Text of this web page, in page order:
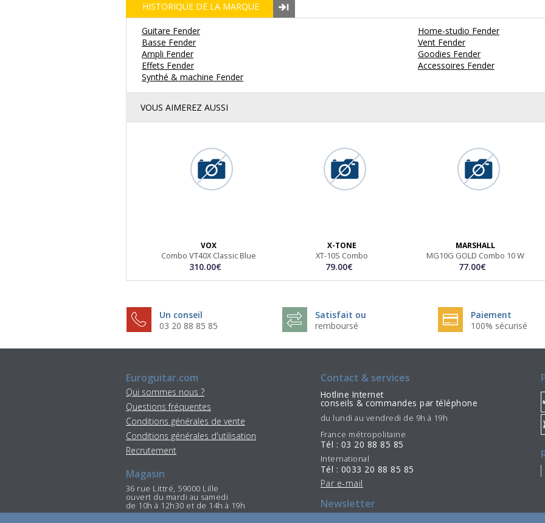
HISTORIQUE DE LA MARQUE
Guitare Fender
Basse Fender
Ampli Fender
Effets Fender
Synthé & machine Fender
Home-studio Fender
Vent Fender
Goodies Fender
Accessoires Fender
VOUS AIMEREZ AUSSI
VOX
Combo VT40X Classic Blue
310.00€
X-TONE
XT-10S Combo
79.00€
MARSHALL
MG10G GOLD Combo 10 W
77.00€
Un conseil
03 20 88 85 85
Satisfait ou
remboursé
Paiement
100% sécurisé
Euroguitar.com
Qui sommes nous ?
Questions fréquentes
Conditions générales de vente
Conditions générales d'utilisation
Recrutement
Magasin
36 rue Littré, 59000 Lille
ouvert du mardi au samedi
de 10h à 12h30 et de 14h à 19h
Contact & services
Hotline Internet
conseils & commandes par téléphone
du lundi au vendredi de 9h à 19h
France métropolitaine
Tél : 03 20 88 85 85
International
Tél : 0033 20 88 85 85
Par e-mail
Newsletter